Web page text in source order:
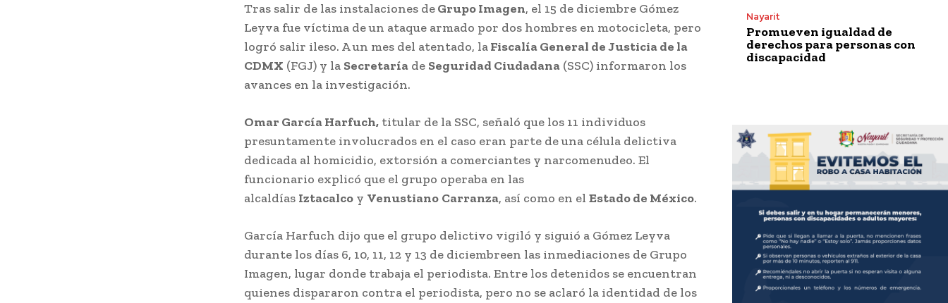
Tras salir de las instalaciones deGrupo Imagen, el 15 de diciembre Gómez
Leyva fue víctima de un ataque armado por dos hombres en motocicleta, pero
logró salir ileso. A un mes del atentado, laFiscalía General de Justicia de la
CDMX (FGJ) y la Secretaría de Seguridad Ciudadana (SSC) informaron los
avances en la investigación.
Omar García Harfuch, titular de la SSC, señaló que los 11 individuos
presuntamente involucrados en el caso eran parte de una célula delictiva
dedicada al homicidio, extorsión a comerciantes y narcomenudeo. El
funcionario explicó que el grupo operaba en las
alcaldías Iztacalco y Venustiano Carranza, así como en el Estado de México.
García Harfuch dijo que el grupo delictivo vigiló y siguió a Gómez Leyva
durante los días 6, 10, 11, 12 y 13 de diciembreen las inmediaciones de Grupo
Imagen, lugar donde trabaja el periodista. Entre los detenidos se encuentran
quienes dispararon contra el periodista, pero no se aclaró la identidad de los
Nayarit
Promueven igualdad de
derechos para personas con
discapacidad